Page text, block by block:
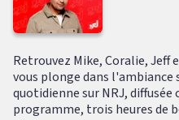
Retrouvez Mike, Coralie, Jeff
vous plonge dans
quotidienne sur NRJ, diffusée
programme, trois heures de